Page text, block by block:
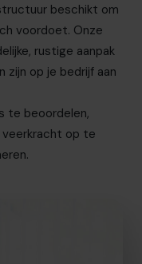
beschikt om
voordoet. Onze
rustige aanpak
zijn op je bedrijf aan
te beoordelen,
op te